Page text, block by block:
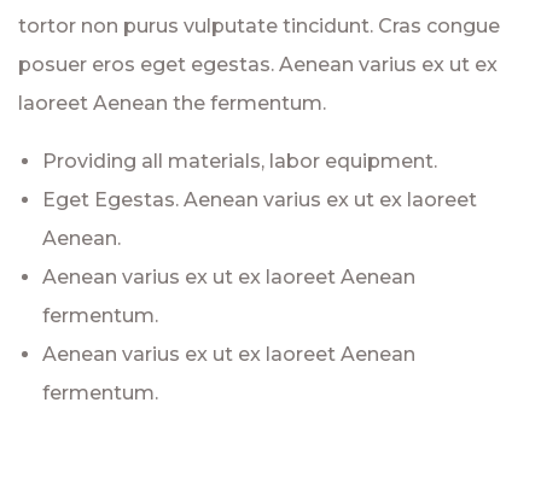
tortor non purus vulputate tincidunt. Cras congue
posuer eros eget egestas. Aenean varius ex ut ex
laoreet Aenean the fermentum.
Providing all materials, labor equipment.
Eget Egestas. Aenean varius ex ut ex laoreet
Aenean.
Aenean varius ex ut ex laoreet Aenean
fermentum.
Aenean varius ex ut ex laoreet Aenean
fermentum.